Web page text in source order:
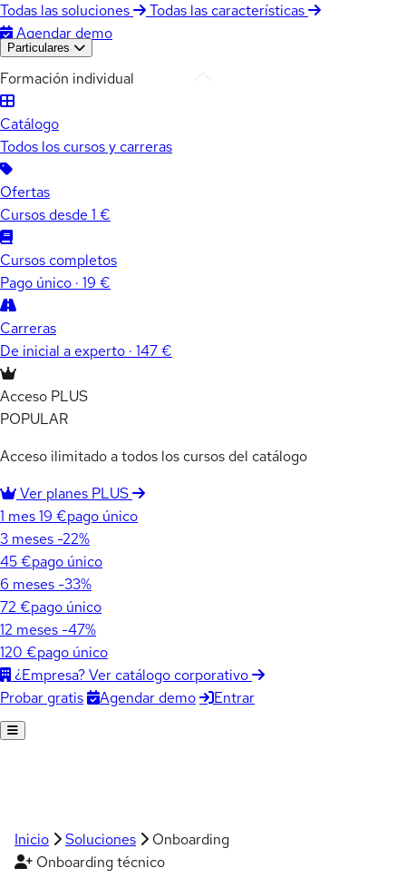
Todas las soluciones
Todas las características
Agendar demo
Particulares
Formación individual
Catálogo
Todos los cursos y carreras
Ofertas
Cursos desde 1 €
Cursos completos
Pago único · 19 €
Carreras
De inicial a experto · 147 €
Acceso PLUS
POPULAR
Acceso ilimitado a todos los cursos del catálogo
Ver planes PLUS
1 mes19 €pago único
3 meses -22%
45 €pago único
6 meses -33%
72 €pago único
12 meses -47%
120 €pago único
¿Empresa? Ver catálogo corporativo
Probar gratis
Agendar demo Entrar
Inicio Soluciones
Onboarding
Onboarding técnico